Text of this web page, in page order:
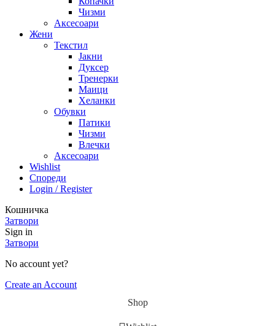
Чизми
Аксесоари
Жени
Текстил
Јакни
Дуксер
Тренерки
Маици
Хеланки
Обувки
Патики
Чизми
Влечки
Аксесоари
Wishlist
Спореди
Login / Register
Кошничка
Затвори
Sign in
Затвори
No account yet?
Create an Account
Shop